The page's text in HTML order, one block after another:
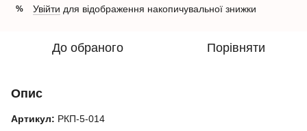
% Увійти для відображення накопичувальної знижки
До обраного Порівняти
Опис
Артикул: РКП-5-014